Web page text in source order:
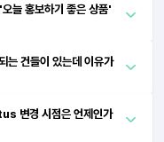
늘 홍보하기 좋은 상품'
건들이 있는데 이유가
변경 시점은 언제인가